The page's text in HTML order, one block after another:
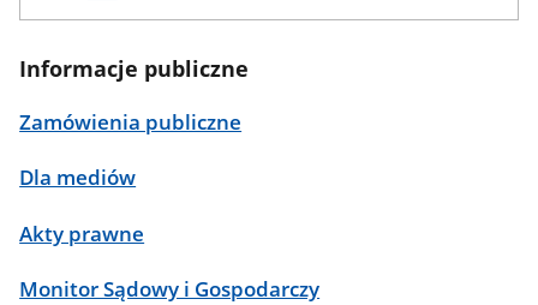
Informacje publiczne
Zamówienia publiczne
Dla mediów
Akty prawne
Monitor Sądowy i Gospodarczy